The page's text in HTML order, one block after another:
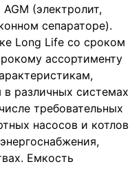
(электролит,
сепараторе).
Long Life со сроком
ассортименту
различных системах
требовательных
насосов и котлов
Емкость